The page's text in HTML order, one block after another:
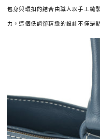
包身與環扣的結合由職人以手工縫
力。這個低調卻精緻的設計不僅是